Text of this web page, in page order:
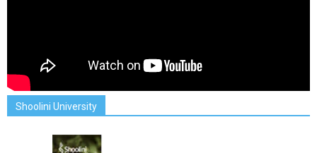
Shoolini University